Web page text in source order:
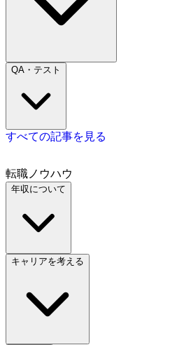
QA・テスト
すべての記事を見る
転職ノウハウ
年収について
キャリアを考える